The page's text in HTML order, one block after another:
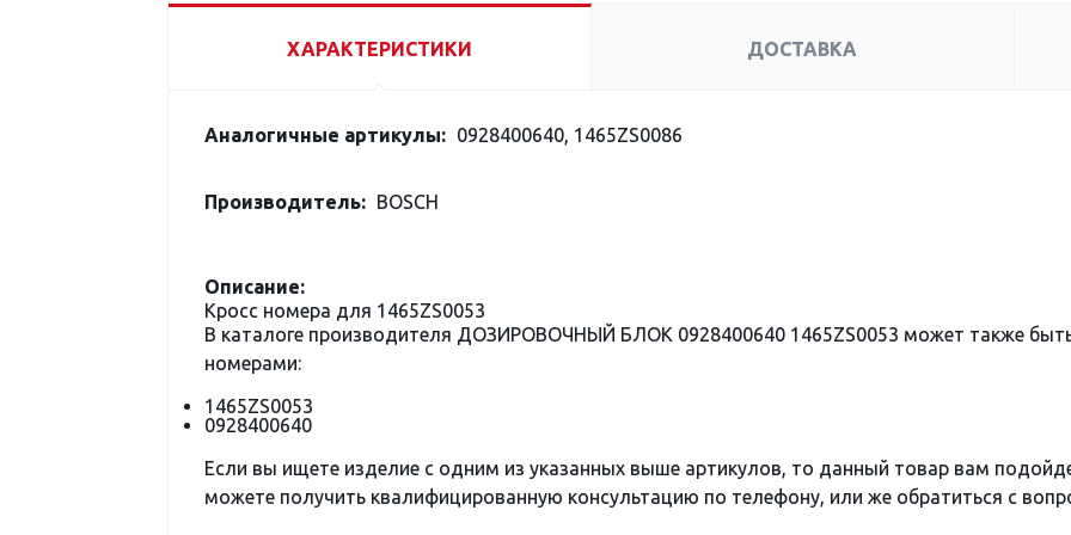
ХАРАКТЕРИСТИКИ ДОСТАВКА
Аналогичные артикулы: 0928400640, 1465ZS0086
Производитель: BOSCH
Описание:
Кросс номера для 1465ZS0053
В каталоге производителя ДОЗИРОВОЧНЫЙ БЛОК 0928400640 1465ZS0053 может также
номерами:
1465ZS0053
0928400640
Если вы ищете изделие с одним из указанных выше артикулов, то данный товар вам
можете получить квалифицированную консультацию по телефону, или же обратиться с